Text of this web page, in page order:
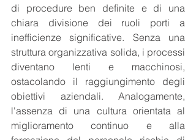
di procedure ben definite e di una
chiara divisione dei ruoli porti a
inefficienze significative. Senza una
struttura organizzativa solida, i processi
diventano lenti e macchinosi,
ostacolando il raggiungimento degli
obiettivi aziendali. Analogamente,
l'assenza di una cultura orientata al
miglioramento continuo e alla